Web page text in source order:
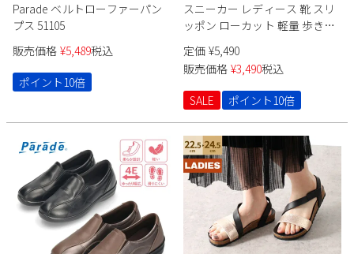
Parade ベルトローファーパン
プス 51105
販売価格 ¥5,489税込
ポイント10倍
スニーカー レディース 靴 スリ
ッポン ローカット 軽量 歩きや
すい 疲れにくい コンフォート
シューズ パレード 37001
Parade
定価 ¥5,490
販売価格 ¥3,490税込
SALE
ポイント10倍